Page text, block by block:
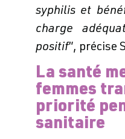
syphilis et
charge
positif”, précise
La santé
femmes
priorité
sanitaire